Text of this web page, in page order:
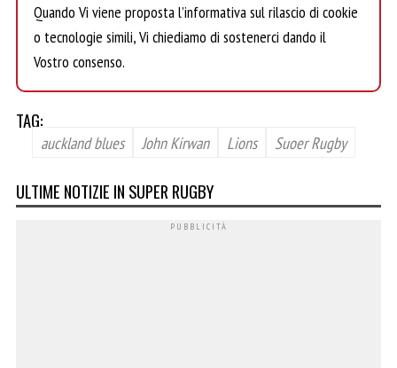
Quando Vi viene proposta l’informativa sul rilascio di cookie
o tecnologie simili, Vi chiediamo di sostenerci dando il
Vostro consenso.
TAG:
auckland blues John Kirwan Lions Suoer Rugby
ULTIME NOTIZIE IN SUPER RUGBY